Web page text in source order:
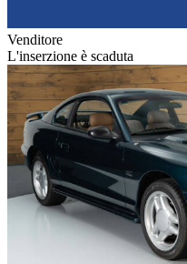
Venditore
L'inserzione è scaduta